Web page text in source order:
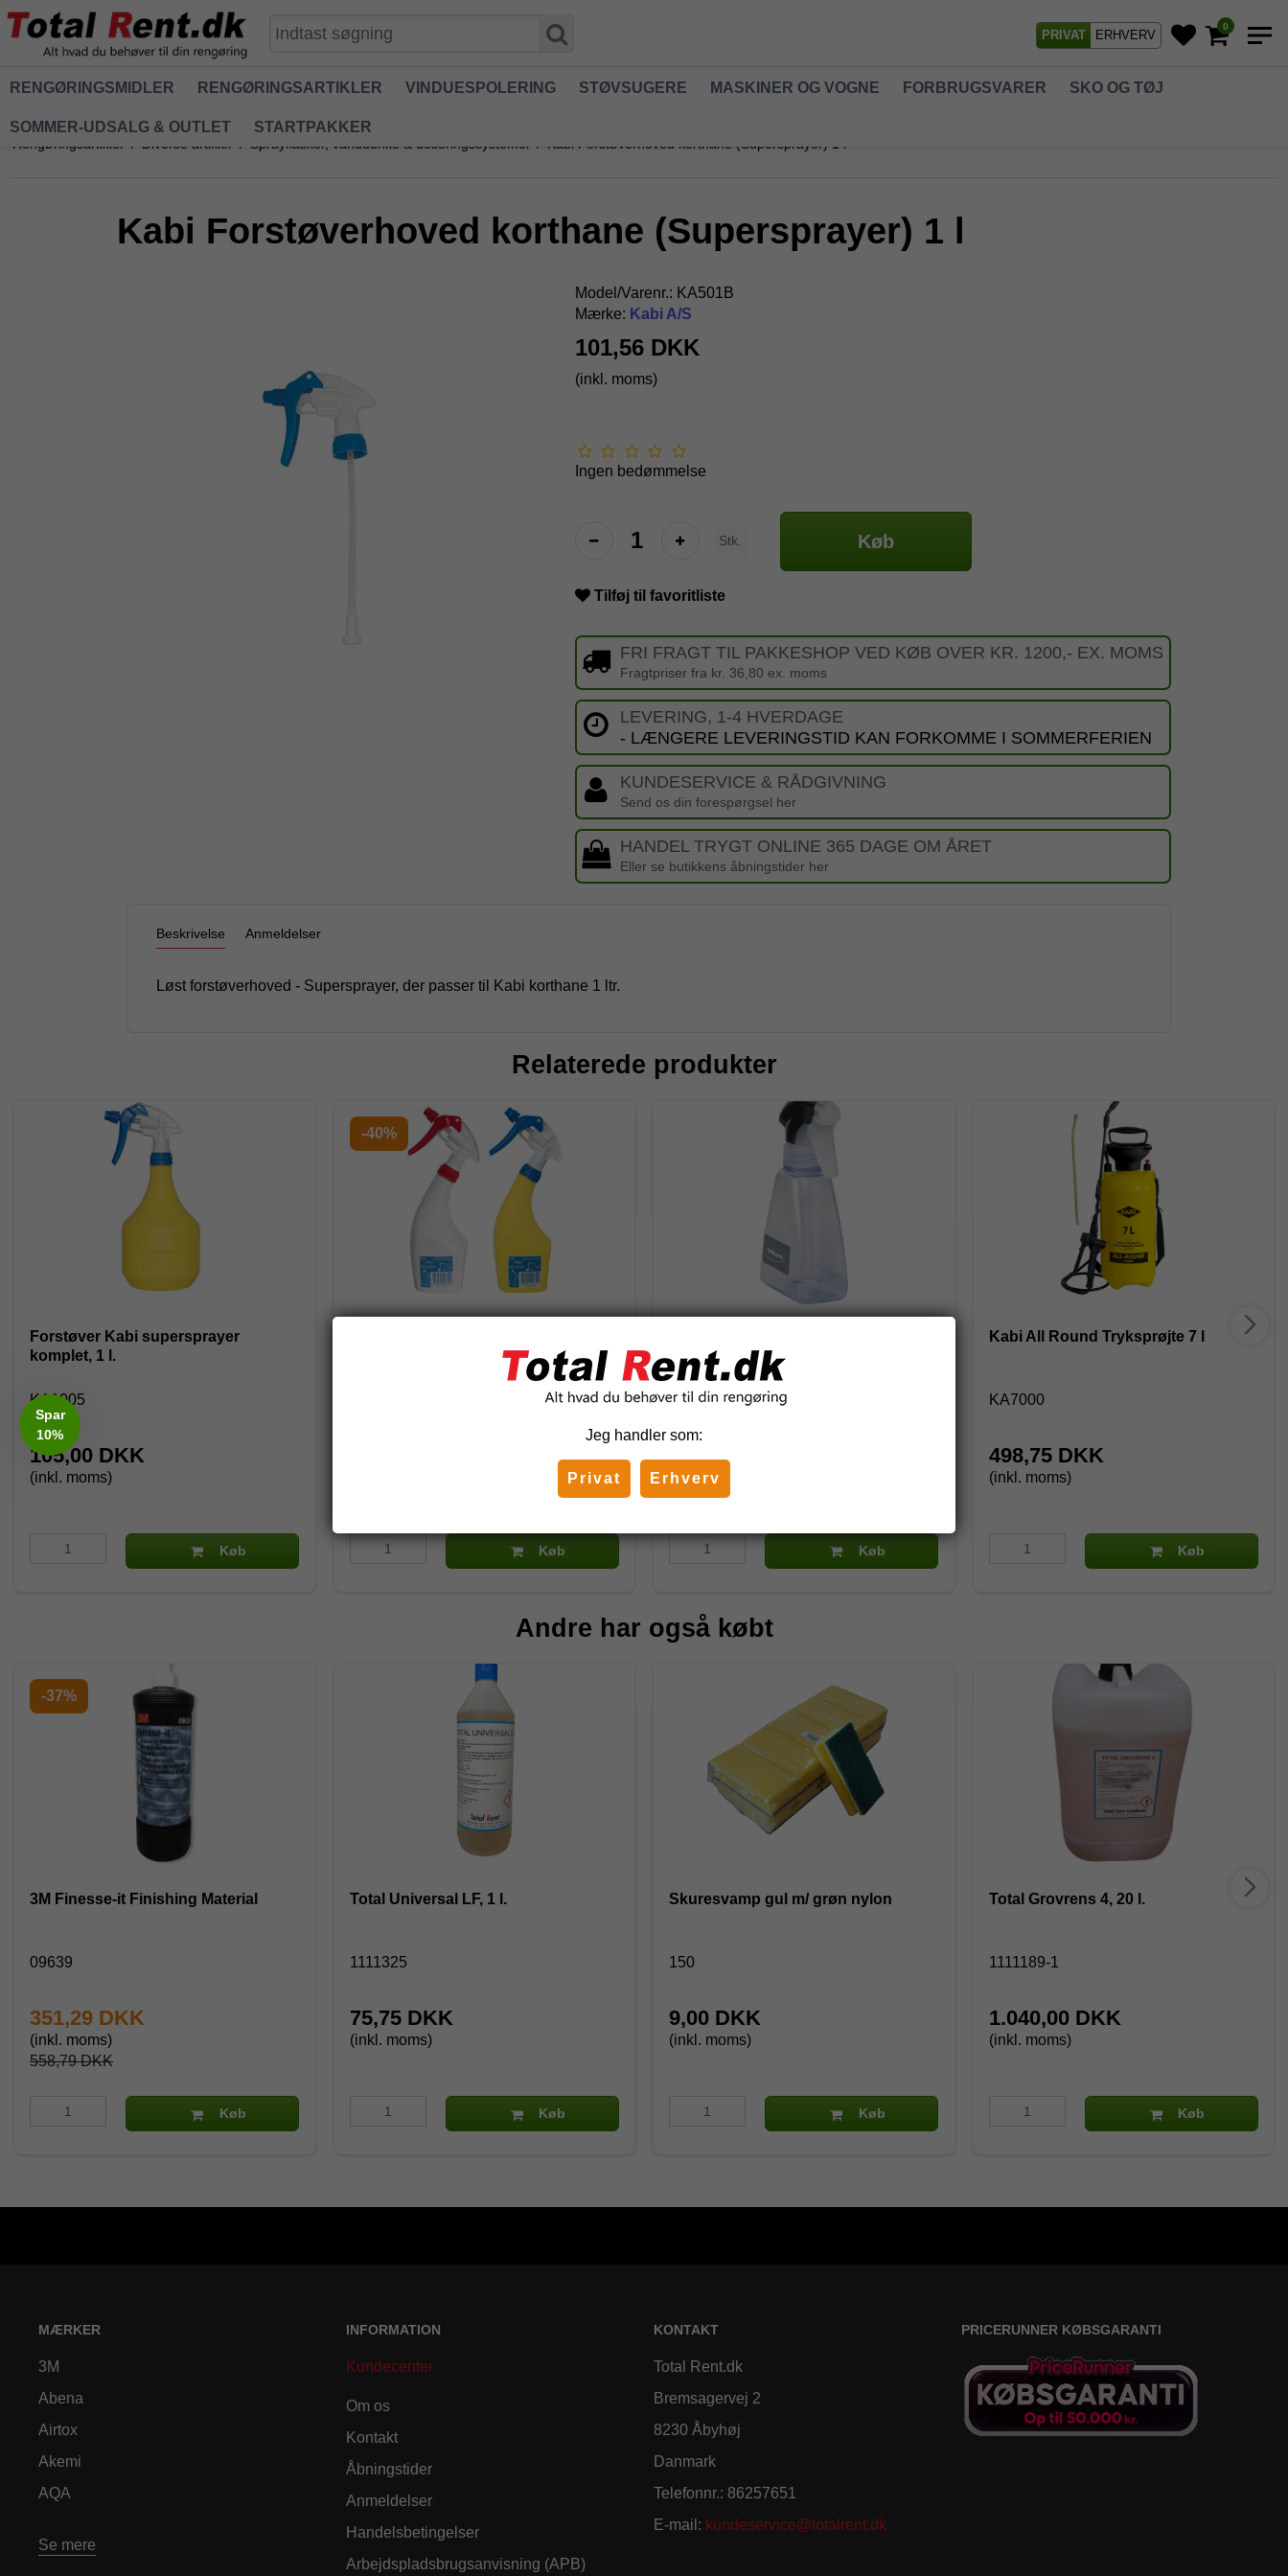
PRIVAT ERHVERV
0
RENGØRINGSMIDLER RENGØRINGSARTIKLER VINDUESPOLERING STØVSUGERE MASKINER OG VOGNE FORBRUGSVARER SKO OG TØJ
SOMMER-UDSALG & OUTLET STARTPAKKER
Rengøringsartikler / Diverse artikler / Sprayflasker, vanddunke & doseringssystemer / Kabi Forstøverhoved korthane (Supersprayer) 1 l
Kabi Forstøverhoved korthane (Supersprayer) 1 l
Model/Varenr.: KA501B
Mærke: Kabi A/S
101,56 DKK
(inkl. moms)
Ingen bedømmelse
Stk. Køb
Tilføj til favoritliste
FRI FRAGT TIL PAKKESHOP VED KØB OVER KR. 1200,- EX. MOMS
Fragtpriser fra kr. 36,80 ex. moms
LEVERING, 1-4 HVERDAGE
- LÆNGERE LEVERINGSTID KAN FORKOMME I SOMMERFERIEN
KUNDESERVICE & RÅDGIVNING
Send os din forespørgsel her
HANDEL TRYGT ONLINE 365 DAGE OM ÅRET
Eller se butikkens åbningstider her
Beskrivelse Anmeldelser
Løst forstøverhoved - Supersprayer, der passer til Kabi korthane 1 ltr.
Relaterede produkter
Forstøver Kabi supersprayer
komplet, 1 l.
KA1005
105,00 DKK
(inkl. moms)
Køb
-40%
Køb
581210
35,50 DKK
(inkl. moms)
Køb
Kabi All Round Tryksprøjte 7 l
KA7000
498,75 DKK
(inkl. moms)
Køb
Andre har også købt
-37%
3M Finesse-it Finishing Material
09639
558,79 DKK
351,29 DKK
(inkl. moms)
Køb
Total Universal LF, 1 l.
1111325
75,75 DKK
(inkl. moms)
Køb
Skuresvamp gul m/ grøn nylon
150
9,00 DKK
(inkl. moms)
Køb
Total Grovrens 4, 20 l.
1111189-1
1.040,00 DKK
(inkl. moms)
Køb
MÆRKER
3M
Abena
Airtox
Akemi
AQA
Se mere
INFORMATION
Kundecenter
Om os
Kontakt
Åbningstider
Anmeldelser
Handelsbetingelser
Arbejdspladsbrugsanvisning (APB)
KONTAKT
Total Rent.dk
Bremsagervej 2
8230 Åbyhøj
Danmark
Telefonnr.: 86257651
E-mail : kundeservice@totalrent.dk
PRICERUNNER KØBSGARANTI
Jeg handler som:
Privat Erhverv
Spar
10%